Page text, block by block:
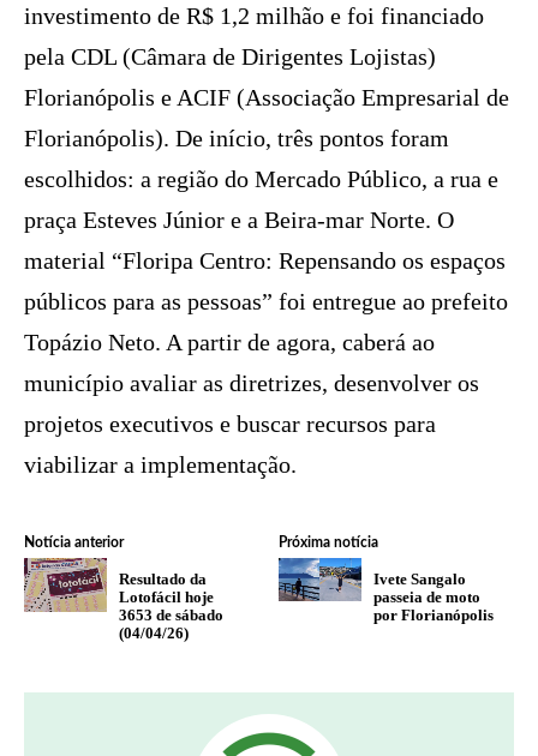
investimento de R$ 1,2 milhão e foi financiado
pela CDL (Câmara de Dirigentes Lojistas)
Florianópolis e ACIF (Associação Empresarial de
Florianópolis). De início, três pontos foram
escolhidos: a região do Mercado Público, a rua e
praça Esteves Júnior e a Beira-mar Norte. O
material “Floripa Centro: Repensando os espaços
públicos para as pessoas” foi entregue ao prefeito
Topázio Neto. A partir de agora, caberá ao
município avaliar as diretrizes, desenvolver os
projetos executivos e buscar recursos para
viabilizar a implementação.
Notícia anterior
Resultado da
Lotofácil hoje
3653 de sábado
(04/04/26)
Próxima notícia
Ivete Sangalo
passeia de moto
por Florianópolis